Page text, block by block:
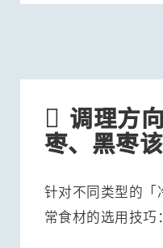
 调理方
枣、黑枣
针对不同类型的「
常食材的选用技巧：